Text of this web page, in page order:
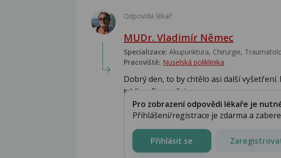
Odpovídá lékař:
MUDr. Vladimír Němec
Specializace: Akupunktura, Chirurgie,
Pracoviště: Nuselská poliklinika
Dobrý den, to by chtělo asi další
trhlina. Samozřej...
Pro zobrazení odpovědi lékaře je
Přihlášení/registrace je zdarma a
Přihlásit se